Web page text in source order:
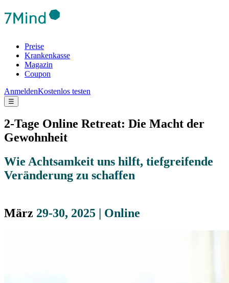
Preise
Krankenkasse
Magazin
Coupon
AnmeldenKostenlos testen
☰
2-Tage Online Retreat: Die Macht der
Gewohnheit
Wie Achtsamkeit uns hilft, tiefgreifende
Veränderung zu schaffen
März 29-30, 2025 | Online